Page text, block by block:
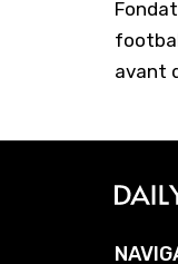
avant